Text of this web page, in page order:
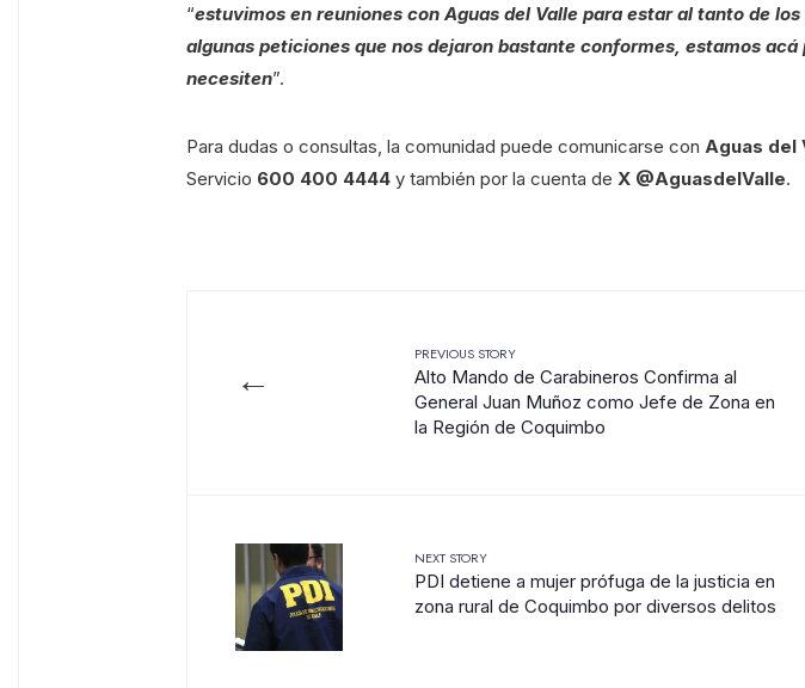
“estuvimos en reuniones con Aguas del Valle para estar al tanto de
algunas peticiones que nos dejaron bastante conformes, estamos acá
necesiten”.
Para dudas o consultas, la comunidad puede comunicarse con Aguas del
Servicio 600 400 4444 y también por la cuenta de X @AguasdelValle.
←
PREVIOUS STORY
Alto Mando de Carabineros Confirma al
General Juan Muñoz como Jefe de Zona en
la Región de Coquimbo
NEXT STORY
PDI detiene a mujer prófuga de la justicia en
zona rural de Coquimbo por diversos delitos